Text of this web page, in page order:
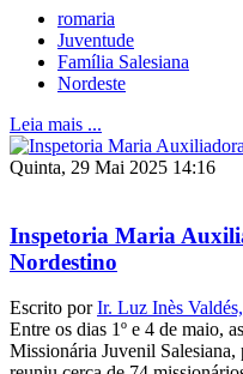
romaria
Juventude
Família Salesiana
Nordeste
Leia mais ...
Quinta, 29 Mai 2025 14:16
Inspetoria Maria
Nordestino
Escrito porIr. Luz Inès
Entre os dias 1º e 4 de maio,
Missionária Juvenil